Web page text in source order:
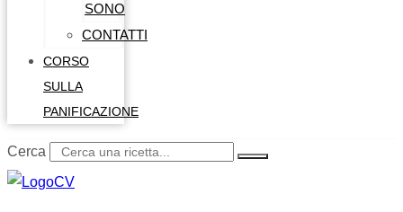
SONO
CONTATTI
CORSO
SULLA
PANIFICAZIONE
Cerca